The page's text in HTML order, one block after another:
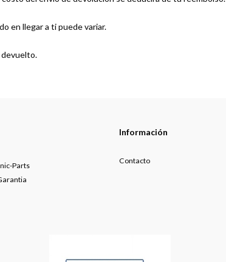
en llegar a ti puede variar.
devuelto.
Parts
Información
Contacto